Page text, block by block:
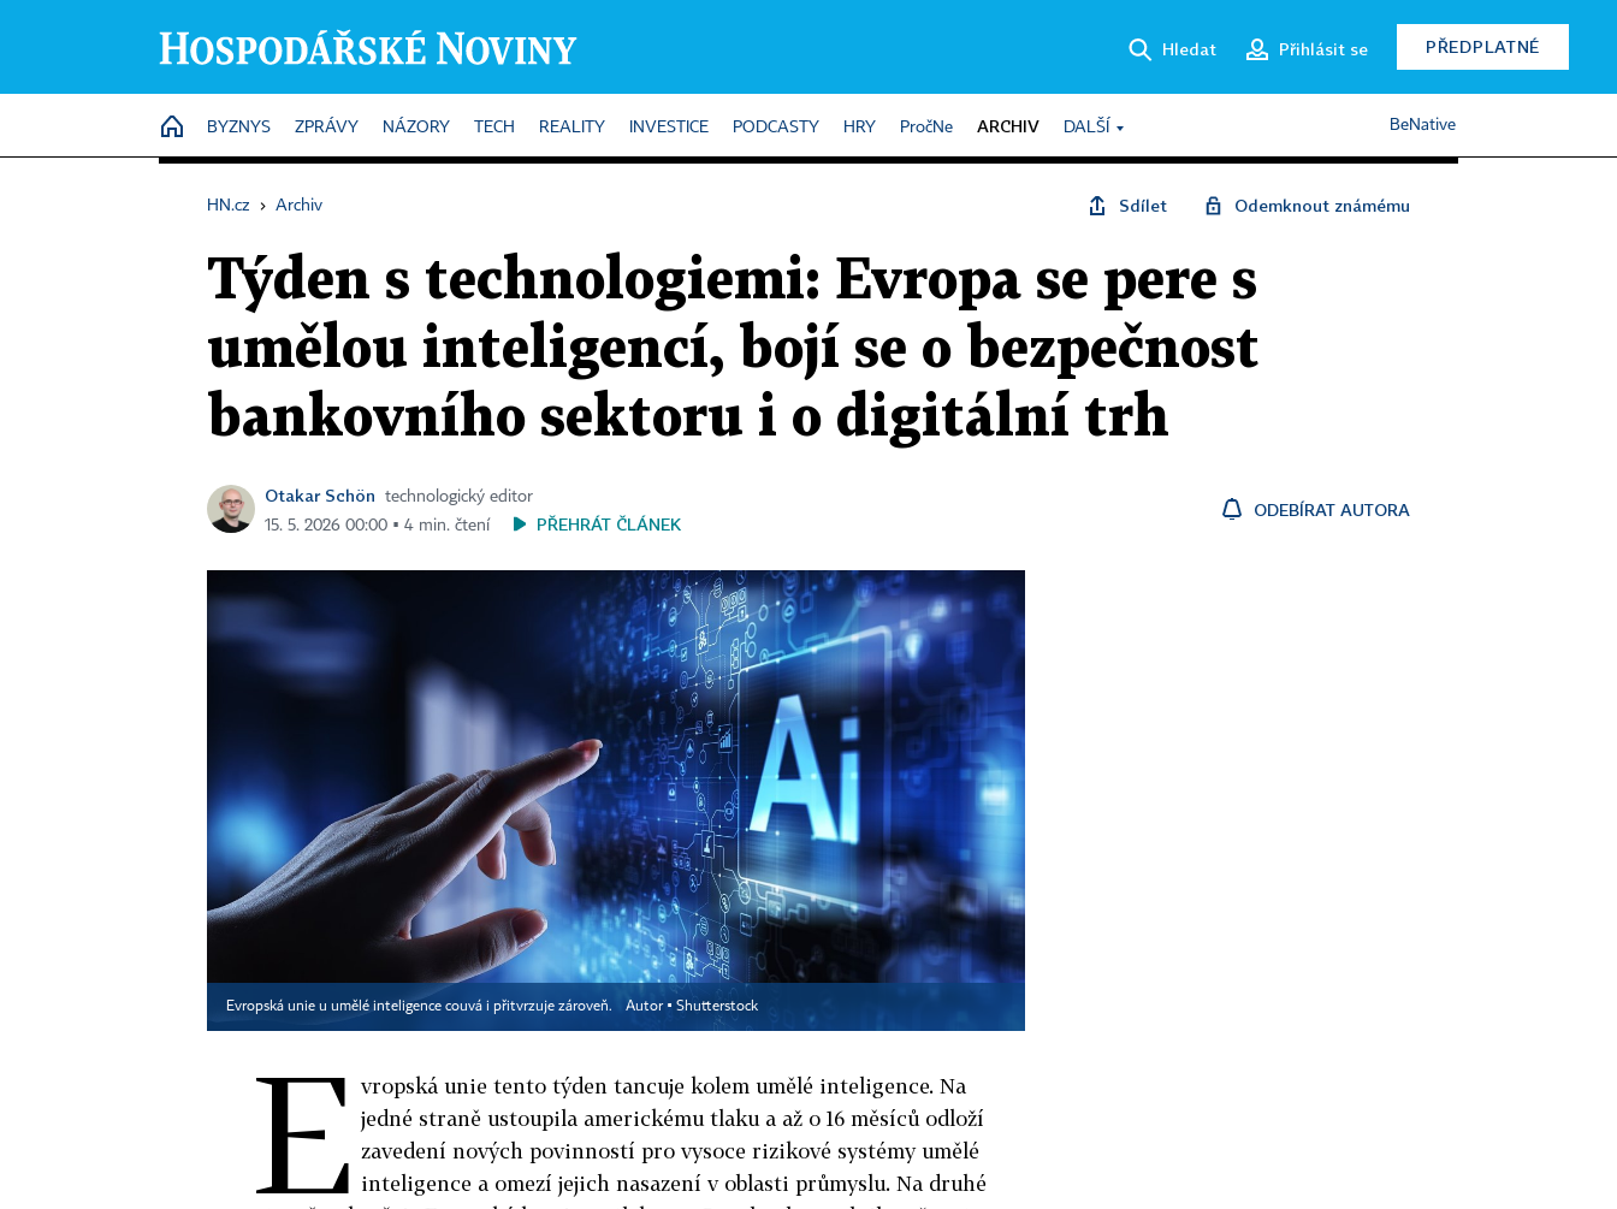
Hledat Přihlásit se PŘEDPLATNÉ
HOME
BYZNYS ZPRÁVY NÁZORY TECH REALITY INVESTICE PODCASTY HRY PročNe ARCHIV DALŠÍ BeNative
HN.cz › Archiv Sdílet Odemknout známému
Týden s technologiemi: Evropa se pere s
umělou inteligencí, bojí se o bezpečnost
bankovního sektoru i o digitální trh
Otakar Schön
technologický editor
15. 5. 2026 00:00 ▪ 4 min. čtení
PŘEHRÁT ČLÁNEK
ODEBÍRAT AUTORA
Evropská unie u umělé inteligence couvá i přitvrzuje zároveň. Autor ▪ Shutterstock
E vropská unie tento týden tancuje kolem umělé inteligence. Na
jedné straně ustoupila americkému tlaku a až o 16 měsíců odloží
zavedení nových povinností pro vysoce rizikové systémy umělé
inteligence a omezí jejich nasazení v oblasti průmyslu. Na druhé